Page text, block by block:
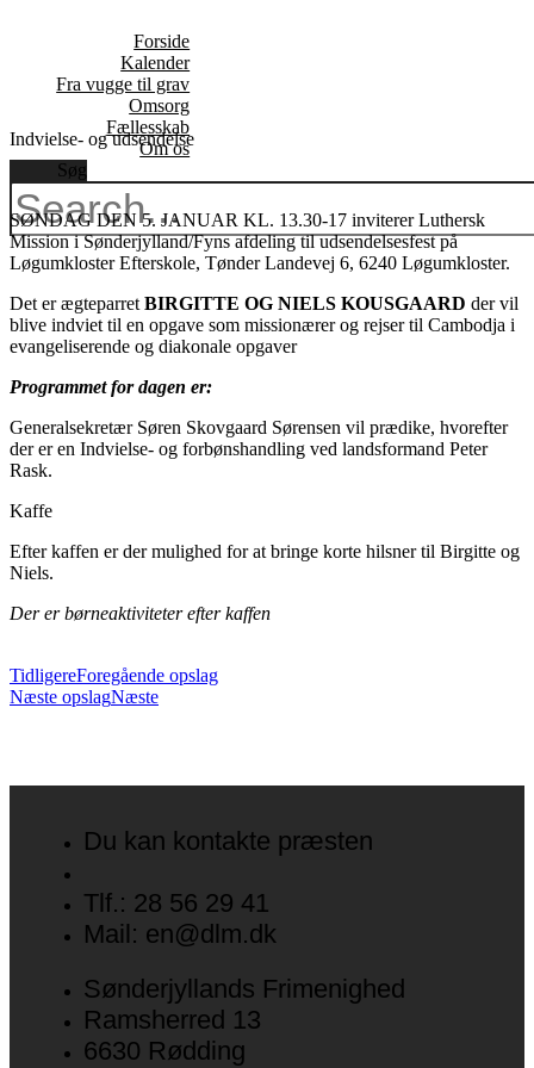
Forside
Kalender
Fra vugge til grav
Omsorg
Fællesskab
Om os
Søg
Indvielse- og udsendelse
SØNDAG DEN 5. JANUAR KL. 13.30-17 inviterer Luthersk
Mission i Sønderjylland/Fyns afdeling til udsendelsesfest på
Løgumkloster Efterskole, Tønder Landevej 6, 6240 Løgumkloster.
Det er ægteparret BIRGITTE OG NIELS KOUSGAARD der vil
blive indviet til en opgave som missionærer og rejser til Cambodja i
evangeliserende og diakonale opgaver
Programmet for dagen er:
Generalsekretær Søren Skovgaard Sørensen vil prædike, hvorefter
der er en Indvielse- og forbønshandling ved landsformand Peter
Rask.
Kaffe
Efter kaffen er der mulighed for at bringe korte hilsner til Birgitte og
Niels.
Der er børneaktiviteter efter kaffen
TidligereForegående opslag
Næste opslagNæste
Du kan kontakte præsten
Tlf.: 28 56 29 41
Mail: en@dlm.dk
Sønderjyllands Frimenighed
Ramsherred 13
6630 Rødding